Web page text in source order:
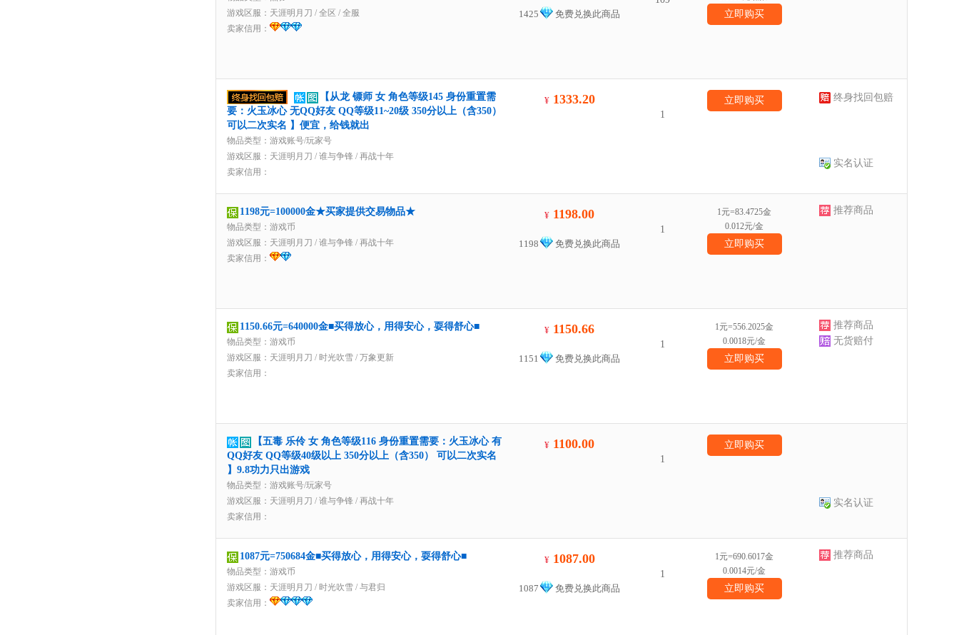
游戏区服： 天涯明月刀 / 全区 / 全服
卖家信用：
1425 免费兑换此商品 立即购买
【从龙 镖师 女 角色等级145 身份重置需
要：火玉冰心 无QQ好友 QQ等级11~20级 350分以上（含350）
可以二次实名 】便宜，给钱就出
物品类型：游戏账号/玩家号
游戏区服： 天涯明月刀 / 谁与争锋 / 再战十年
卖家信用：
¥1333.20
1
立即购买 终身找回包赔
实名认证
1198元=100000金★买家提供交易物品★
物品类型：游戏币
游戏区服： 天涯明月刀 / 谁与争锋 / 再战十年
卖家信用：
¥ 1198.00
1198 免费兑换此商品
1
1元=83.4725金
0.012元/金
立即购买
推荐商品
1150.66元=640000金■买得放心，用得安心，耍得舒心■
物品类型：游戏币
游戏区服： 天涯明月刀 / 时光吹雪 / 万象更新
卖家信用：
¥ 1150.66
1151 免费兑换此商品
1
1元=556.2025金
0.0018元/金
立即购买
推荐商品
无货赔付
【五毒 乐伶 女 角色等级116 身份重置需要：火玉冰心 有
QQ好友 QQ等级40级以上 350分以上（含350） 可以二次实名
】9.8功力只出游戏
物品类型：游戏账号/玩家号
游戏区服： 天涯明月刀 / 谁与争锋 / 再战十年
卖家信用：
¥ 1100.00
1
立即购买
实名认证
1087元=750684金■买得放心，用得安心，耍得舒心■
物品类型：游戏币
游戏区服： 天涯明月刀 / 时光吹雪 / 与君归
卖家信用：
¥1087.00
1087 免费兑换此商品
1
1元=690.6017金
0.0014元/金
立即购买
推荐商品